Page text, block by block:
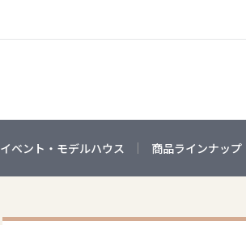
イベント・モデルハウス 商品ラインナップ